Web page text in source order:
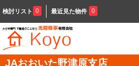
検討リスト 0 最近見た物件 0
JAおおいた野津原支店